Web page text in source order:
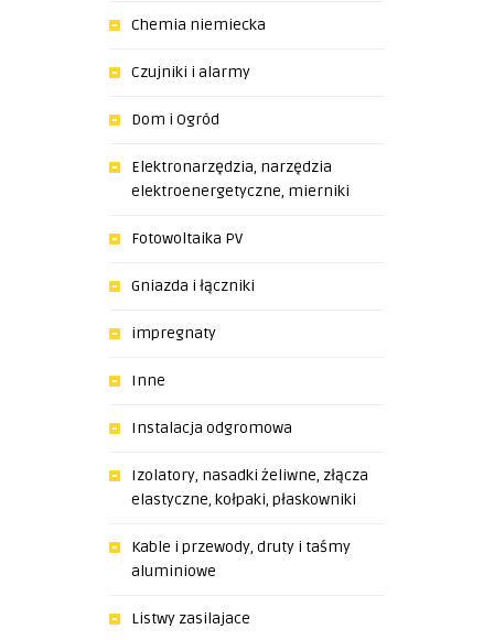
Chemia niemiecka
Czujniki i alarmy
Dom i Ogród
Elektronarzędzia, narzędzia
elektroenergetyczne, mierniki
Fotowoltaika PV
Gniazda i łączniki
impregnaty
Inne
Instalacja odgromowa
Izolatory, nasadki żeliwne, złącza
elastyczne, kołpaki, płaskowniki
Kable i przewody, druty i taśmy
aluminiowe
Listwy zasilajace